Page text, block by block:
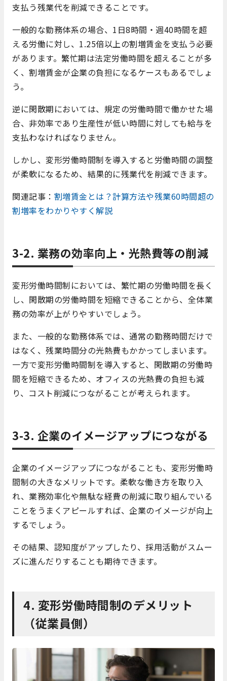
支払う残業代を削減できることです。
一般的な勤務体系の場合、1日8時間・週40時間を超
える労働に対し、1.25倍以上の割増賃金を支払う必要
があります。繁忙期は法定労働時間を超えることが多
く、割増賃金が企業の負担になるケースもあるでしょ
う。
逆に閑散期においては、規定の労働時間で働かせた場
合、非効率であり生産性が低い時間に対しても給与を
支払わなければなりません。
しかし、変形労働時間制を導入すると労働時間の調整
が柔軟になるため、結果的に残業代を削減できます。
関連記事： 割増賃金とは？計算方法や残業60時間超の
割増率をわかりやすく解説
3-2. 業務の効率向上・光熱費等の削減
変形労働時間制においては、繁忙期の労働時間を長く
し、閑散期の労働時間を短縮できることから、全体業
務の効率が上がりやすいでしょう。
また、一般的な勤務体系では、通常の勤務時間だけで
はなく、残業時間分の光熱費もかかってしまいます。
一方で変形労働時間制を導入すると、閑散期の労働時
間を短縮できるため、オフィスの光熱費の負担も減
り、コスト削減につながることが考えられます。
3-3. 企業のイメージアップにつながる
企業のイメージアップにつながることも、変形労働時
間制の大きなメリットです。柔軟な働き方を取り入
れ、業務効率化や無駄な経費の削減に取り組んでいる
ことをうまくアピールすれば、企業のイメージが向上
するでしょう。
その結果、認知度がアップしたり、採用活動がスムー
ズに進んだりすることも期待できます。
4. 変形労働時間制のデメリット
（従業員側）